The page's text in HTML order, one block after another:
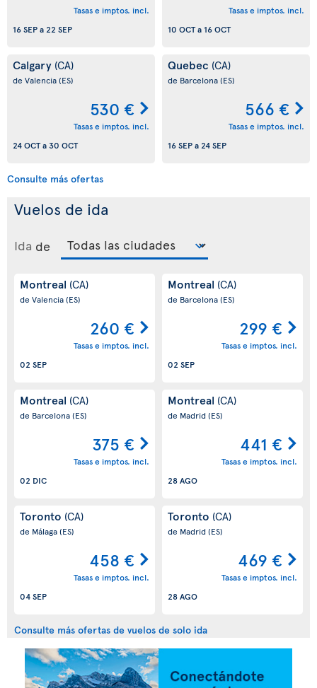
Tasas e imptos. incl.
16 SEPa22 SEP
Tasas e imptos. incl.
10 OCTa 16 OCT
Calgary (CA)
de Valencia(ES)
530 €
Tasas e imptos. incl.
24 OCTa 30 OCT
Quebec (CA)
de Barcelona(ES)
566 €
Tasas e imptos. incl.
16 SEPa24 SEP
Consulte más ofertas
Vuelos de ida
Ida de
Montreal (CA)
de Valencia(ES)
260 €
Tasas e imptos. incl.
02 SEP
Montreal (CA)
de Barcelona(ES)
299 €
Tasas e imptos. incl.
02 SEP
Montreal (CA)
de Barcelona(ES)
375 €
Tasas e imptos. incl.
02 DIC
Montreal (CA)
de Madrid(ES)
441 €
Tasas e imptos. incl.
28 AGO
Toronto (CA)
de Málaga(ES)
458 €
Tasas e imptos. incl.
04 SEP
Toronto (CA)
de Madrid(ES)
469 €
Tasas e imptos. incl.
28 AGO
Consulte más ofertas de vuelos de solo ida